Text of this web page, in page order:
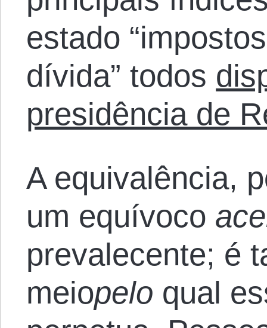
estado
dívida” todos
presidência de
A equivalência,
um equívoco
prevalecente; é
meiopelo qual